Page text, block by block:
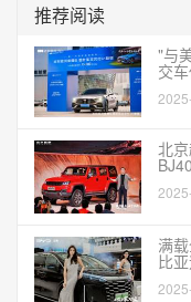
推荐阅读
"与
交
北
满
比